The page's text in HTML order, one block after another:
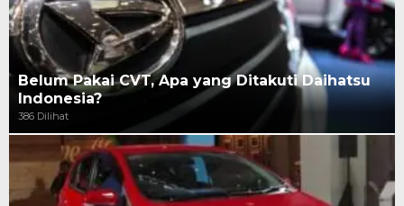
Belum Pakai CVT, Apa yang Ditakuti Daihatsu
Indonesia?
386 Dilihat